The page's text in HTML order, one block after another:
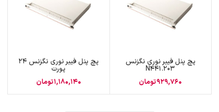
پچ پنل فیبر نوری نگزنس
N441.203
929,760تومان
پچ پنل فیبر نوری نگزنس 24
پورت
1,180,140تومان